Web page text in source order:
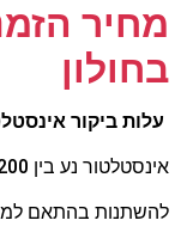
מחיר
בחולון
עלות ביקור
אינסטלטור נע בין 200 ל-400 ש"ח.
להשתנות בהתאם